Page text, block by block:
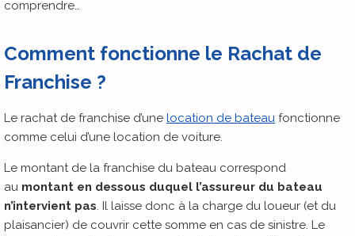
comprendre…
Comment fonctionne le Rachat de
Franchise ?
Le rachat de franchise d’une location de bateau fonctionne
comme celui d’une location de voiture.
Le montant de la franchise du bateau correspond
au montant en dessous duquel l’assureur du bateau
n’intervient pas. Il laisse donc à la charge du loueur (et du
plaisancier) de couvrir cette somme en cas de sinistre. Le